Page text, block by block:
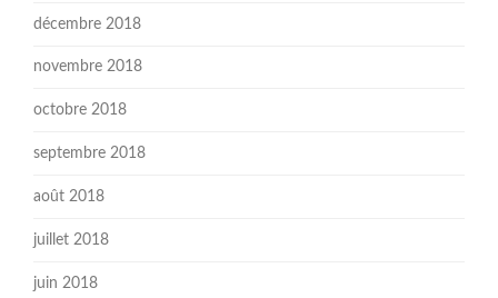
décembre 2018
novembre 2018
octobre 2018
septembre 2018
août 2018
juillet 2018
juin 2018